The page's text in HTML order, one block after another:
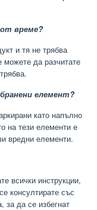
време?
и тя не трябва
можете да разчитате
елемент?
като напълно
на тези елементи е
вредни елементи.
всички инструкции,
консултирате със
за да се избегнат